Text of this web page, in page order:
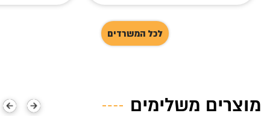
לכל המשרדים
מוצרים משלימים